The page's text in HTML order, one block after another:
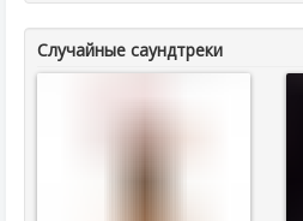
Случайные саундтреки